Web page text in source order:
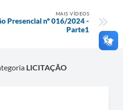
MAIS VÍDEOS
Presencial nº 016/2024 -
Parte1
LICITAÇÃO